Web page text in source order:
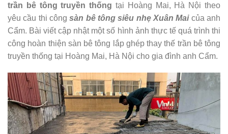
trần bê tông truyền thống tại Hoàng Mai, Hà Nội theo
yêu cầu thi côngsàn bê tông siêu nhẹ Xuân Mai của anh
Cẩm. Bài viết cập nhật một số hình ảnh thực tế quá trình thi
công hoàn thiện sàn bê tông lắp ghép thay thế trần bê tông
truyền thống tại Hoàng Mai, Hà Nội cho gia đình anh Cẩm.